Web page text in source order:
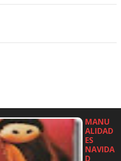
MANU
ALIDAD
ES
NAVIDA
D